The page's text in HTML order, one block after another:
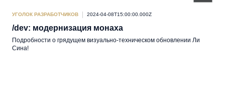
УГОЛОК РАЗРАБОТЧИКОВ 2024-04-08T15:00:00.000Z
/dev: модернизация монаха
Подробности о грядущем визуально-техническом обновлении Ли
Сина!